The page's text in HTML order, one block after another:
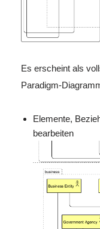
Es erscheint als
Paradigm-
Elemente,
bearbeiten